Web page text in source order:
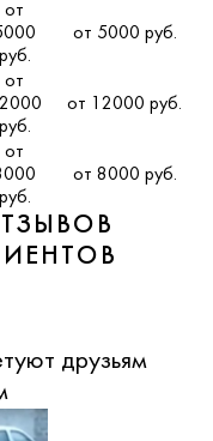
от
руб.
от 5000 руб.
от
руб.
от 12000 руб.
от
руб.
от 8000 руб.
друзьям